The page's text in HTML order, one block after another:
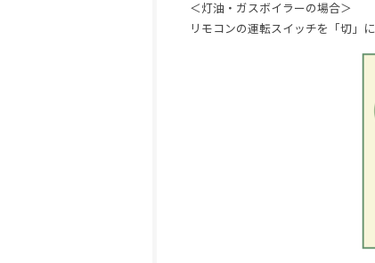
＜灯油・ガスボイラーの場合＞
リモコンの運転スイッチを「切」に